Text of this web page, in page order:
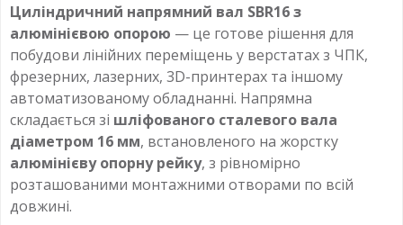
Циліндричний напрямний вал SBR16 з
алюмінієвою опорою — це готове рішення для
побудови лінійних переміщень у верстатах з ЧПК,
фрезерних, лазерних, 3D-принтерах та іншому
автоматизованому обладнанні. Напрямна
складається зі шліфованого сталевого вала
діаметром 16 мм, встановленого на жорстку
алюмінієву опорну рейку, з рівномірно
розташованими монтажними отворами по всій
довжині.